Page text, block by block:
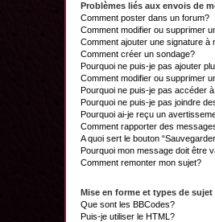
Problèmes liés aux envois de
Comment poster dans un forum?
Comment modifier ou supprimer
Comment ajouter une signature à
Comment créer un sondage?
Pourquoi ne puis-je pas ajouter
Comment modifier ou supprimer
Pourquoi ne puis-je pas accéder
Pourquoi ne puis-je pas joindre
Pourquoi ai-je reçu un
Comment rapporter des
A quoi sert le bouton
Pourquoi mon message doit être
Comment remonter mon sujet?
Mise en forme et types de sujet
Que sont les BBCodes?
Puis-je utiliser le HTML?